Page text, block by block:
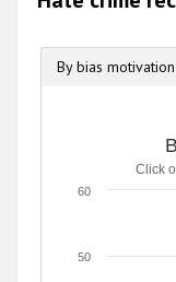
By bias motivation
Click
50
60